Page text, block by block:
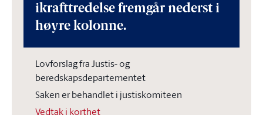
ikrafttredelse fremgår nederst i
høyre kolonne.
Lovforslag fra Justis- og
beredskapsdepartementet
Saken er behandlet i justiskomiteen
Vedtak i korthet